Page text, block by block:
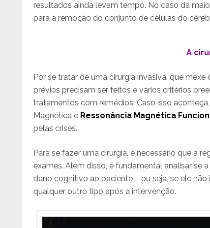
resultados ainda levam tempo. No caso da
para a remoção do conjunto de células do
A
Por se tratar de uma cirurgia invasiva, que
prévios precisam ser feitos e vários critérios
tratamentos com remédios. Caso isso
Magnética e Ressonância Magnética
pelas crises.
Para se fazer uma cirurgia, é necessário que a
exames. Além disso, é fundamental analisar se
dano cognitivo ao paciente – ou seja, se ele
qualquer outro tipo após a intervenção.